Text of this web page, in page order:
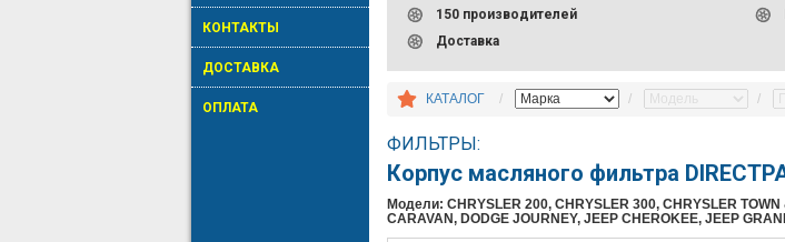
КОНТАКТЫ
ДОСТАВКА
ОПЛАТА
150 производителей
Доставка
КАТАЛОГ
ФИЛЬТРЫ:
Корпус масляного фильтра
Модели: CHRYSLER 200, CHRYSLER 300, CHRYSLER
CARAVAN, DODGE JOURNEY, JEEP CHEROKEE, JEEP